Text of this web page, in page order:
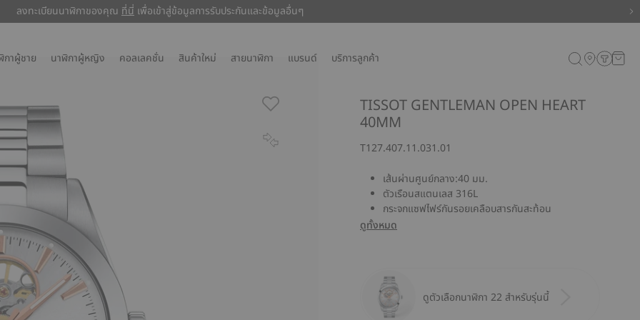
ลงทะเบียนนาฬิกาของคุณ ที่นี่ เพื่อเข้าสู่ข้อมูลการรับประกันและข้อมูลอื่นๆ
ที่นี่
กาผู้ชาย นาฬิกาผู้หญิง คอลเลคชั่น สินค้าใหม่ สายนาฬิกา แบรนด์ บริการลูกค้า
TISSOT GENTLEMAN OPEN HEART
40MM
T127.407.11.031.01
เส้นผ่านศูนย์กลาง:40 มม.
ตัวเรือนสแตนเลส 316L
กระจกแซฟไฟร์กันรอยเคลือบสารกันสะท้อน
ดูทั้งหมด
ดูตัวเลือกนาฬิกา 22 สำหรับรุ่นนี้